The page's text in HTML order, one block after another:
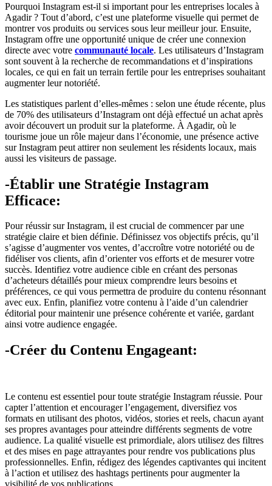
Pourquoi Instagram est-il si important pour les entreprises locales à
Agadir ? Tout d’abord, c’est une plateforme visuelle qui permet de
montrer vos produits ou services sous leur meilleur jour. Ensuite,
Instagram offre une opportunité unique de créer une connexion
directe avec votre communauté locale. Les utilisateurs d’Instagram
sont souvent à la recherche de recommandations et d’inspirations
locales, ce qui en fait un terrain fertile pour les entreprises souhaitant
augmenter leur notoriété.
Les statistiques parlent d’elles-mêmes : selon une étude récente, plus
de 70% des utilisateurs d’Instagram ont déjà effectué un achat après
avoir découvert un produit sur la plateforme. À Agadir, où le
tourisme joue un rôle majeur dans l’économie, une présence active
sur Instagram peut attirer non seulement les résidents locaux, mais
aussi les visiteurs de passage.
-Établir une Stratégie Instagram
Efficace:
Pour réussir sur Instagram, il est crucial de commencer par une
stratégie claire et bien définie. Définissez vos objectifs précis, qu’il
s’agisse d’augmenter vos ventes, d’accroître votre notoriété ou de
fidéliser vos clients, afin d’orienter vos efforts et de mesurer votre
succès. Identifiez votre audience cible en créant des personas
d’acheteurs détaillés pour mieux comprendre leurs besoins et
préférences, ce qui vous permettra de produire du contenu résonnant
avec eux. Enfin, planifiez votre contenu à l’aide d’un calendrier
éditorial pour maintenir une présence cohérente et variée, gardant
ainsi votre audience engagée.
-Créer du Contenu Engageant:
Le contenu est essentiel pour toute stratégie Instagram réussie. Pour
capter l’attention et encourager l’engagement, diversifiez vos
formats en utilisant des photos, vidéos, stories et reels, chacun ayant
ses propres avantages pour atteindre différents segments de votre
audience. La qualité visuelle est primordiale, alors utilisez des filtres
et des mises en page attrayantes pour rendre vos publications plus
professionnelles. Enfin, rédigez des légendes captivantes qui incitent
à l’action et utilisez des hashtags pertinents pour augmenter la